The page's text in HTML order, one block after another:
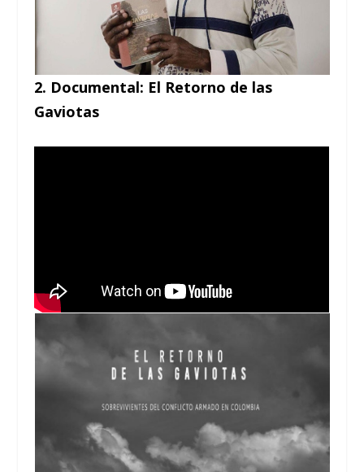
2. Documental: El Retorno de las
Gaviotas